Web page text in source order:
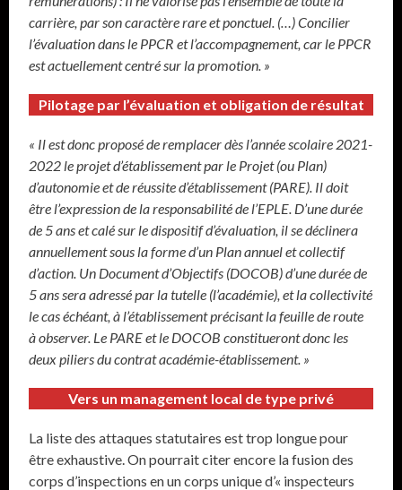
carrière, par son caractère rare et ponctuel. (…) Concilier
l’évaluation dans le PPCR et l’accompagnement, car le PPCR
est actuellement centré sur la promotion. »
Pilotage par l’évaluation et obligation de résultat
« Il est donc proposé de remplacer dès l’année scolaire 2021-
2022 le projet d’établissement par le Projet (ou Plan)
d’autonomie et de réussite d’établissement (PARE). Il doit
être l’expression de la responsabilité de l’EPLE. D’une durée
de 5 ans et calé sur le dispositif d’évaluation, il se déclinera
annuellement sous la forme d’un Plan annuel et collectif
d’action. Un Document d’Objectifs (DOCOB) d’une durée de
5 ans sera adressé par la tutelle (l’académie), et la collectivité
le cas échéant, à l’établissement précisant la feuille de route
à observer. Le PARE et le DOCOB constitueront donc les
deux piliers du contrat académie-établissement. »
Vers un management local de type privé
La liste des attaques statutaires est trop longue pour
être exhaustive. On pourrait citer encore la fusion des
corps d’inspections en un corps unique d’« inspecteurs